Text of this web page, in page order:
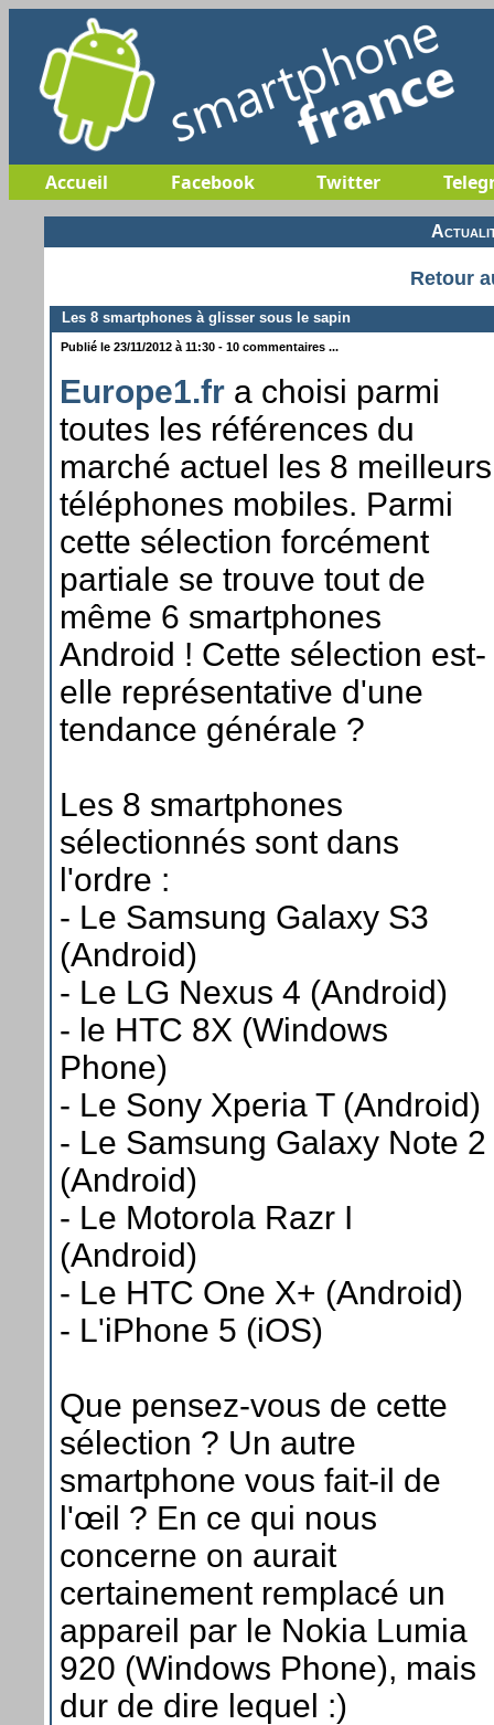
Accueil Facebook Twitter
Retour
Les 8 smartphones à glisser sous le sapin
Publié le 23/11/2012 à 11:30 - 10 commentaires ...
Europe1.fr a choisi parmi
toutes les références du
marché actuel les 8 meilleurs
téléphones mobiles. Parmi
cette sélection forcément
partiale se trouve tout de
même 6 smartphones
Android ! Cette sélection est-
elle représentative d'une
tendance générale ?
Les 8 smartphones
sélectionnés sont dans
l'ordre :
- Le Samsung Galaxy S3
(Android)
- Le LG Nexus 4 (Android)
- le HTC 8X (Windows
Phone)
- Le Sony Xperia T (Android)
- Le Samsung Galaxy Note 2
(Android)
- Le Motorola Razr I
(Android)
- Le HTC One X+ (Android)
- L'iPhone 5 (iOS)
Que pensez-vous de cette
sélection ? Un autre
smartphone vous fait-il de
l'œil ? En ce qui nous
concerne on aurait
certainement remplacé un
appareil par le Nokia Lumia
920 (Windows Phone), mais
dur de dire lequel :)